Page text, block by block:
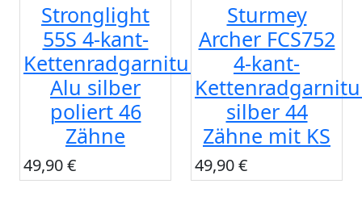
Stronglight
55S 4-kant-
Kettenradgarnitur
Alu silber
poliert 46
Zähne
49,90 €
Sturmey
Archer FCS752
4-kant-
silber 44
Zähne mit KS
49,90 €